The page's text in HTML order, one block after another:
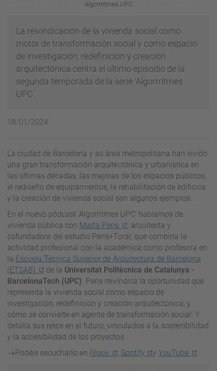
'Algorrritmes UPC'
La reivindicación de la vivienda social como
motor de transformación social y como espacio
de investigación, redefinición y creación
arquitectónica centra el último episodio de la
segunda temporada de la serie 'Algorrritmes
UPC'.
18/01/2024
La ciudad de Barcelona y su área metropolitana han vivido
una gran transformación arquitectónica y urbanística en
las últimas décadas: las mejoras de los espacios públicos,
el rediseño de equipamientos, la rehabilitación de edificios
y la creación de vivienda social son algunos ejemplos.
En el nuevo pódcast 'Algorritmes UPC' hablamos de
vivienda pública con Marta Peris
, arquitecta y
cofundadora del estudio Peris+Toral, que combina la
actividad profesional con la académica como profesora en
la Escuela Técnica Superior de Arquitectura de Barcelona
(ETSAB)
de la Universitat Politècnica de Catalunya -
BarcelonaTech (UPC). Peris reivindica la oportunidad que
representa la vivienda social como espacio de
investigación, redefinición y creación arquitectónica, y
cómo se convierte en agente de transformación social. Y
detalla sus retos en el futuro, vinculados a la sostenibilidad
y la accesibilidad de los proyectos.
→Podéis escucharlo en iVoox , Spotify y YouTube .